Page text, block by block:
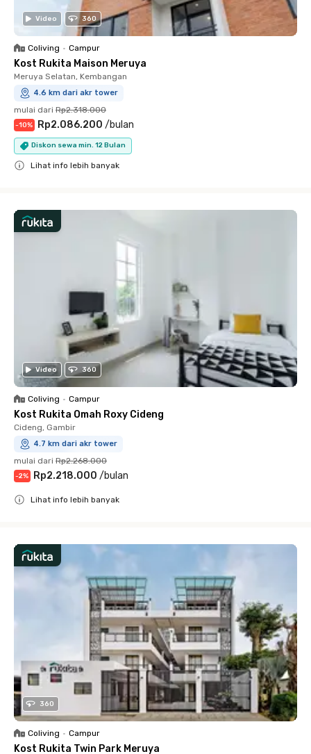
Video 360
Coliving • Campur
Kost Rukita Maison Meruya
Meruya Selatan, Kembangan
4.6 km dari akr tower
mulai dari Rp2.318.000
-10% Rp2.086.200 /bulan
Diskon sewa min. 12 Bulan
Lihat info lebih banyak
Video 360
Coliving • Campur
Kost Rukita Omah Roxy Cideng
Cideng, Gambir
4.7 km dari akr tower
mulai dari Rp2.268.000
-2% Rp2.218.000 /bulan
Lihat info lebih banyak
360
Coliving • Campur
Kost Rukita Twin Park Meruya